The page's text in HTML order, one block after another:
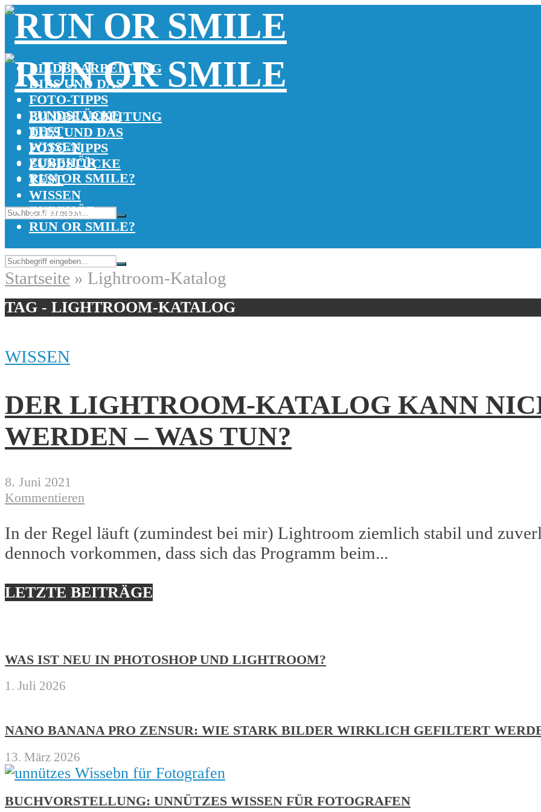
BILDBEARBEITUNG
DIES UND DAS
FOTO-TIPPS
FUNDSTÜCKE
TEST
WISSEN
ZUBEHÖR
RUN OR SMILE?
BILDBEARBEITUNG
DIES UND DAS
FOTO-TIPPS
FUNDSTÜCKE
TEST
WISSEN
ZUBEHÖR
RUN OR SMILE?
Startseite » Lightroom-Katalog
TAG - LIGHTROOM-KATALOG
WISSEN
DER LIGHTROOM-KATALOG KANN
WERDEN – WAS TUN?
8. Juni 2021
Kommentieren
In der Regel läuft (zumindest bei mir) Lightroom ziemlich stabil und
dennoch vorkommen, dass sich das Programm beim...
LETZTE BEITRÄGE
WAS IST NEU IN PHOTOSHOP UND LIGHTROOM?
1. Juli 2026
NANO BANANA PRO ZENSUR: WIE STARK BILDER WIRKLICH GEFILTERT
13. März 2026
BUCHVORSTELLUNG: UNNÜTZES WISSEN FÜR FOTOGRAFEN